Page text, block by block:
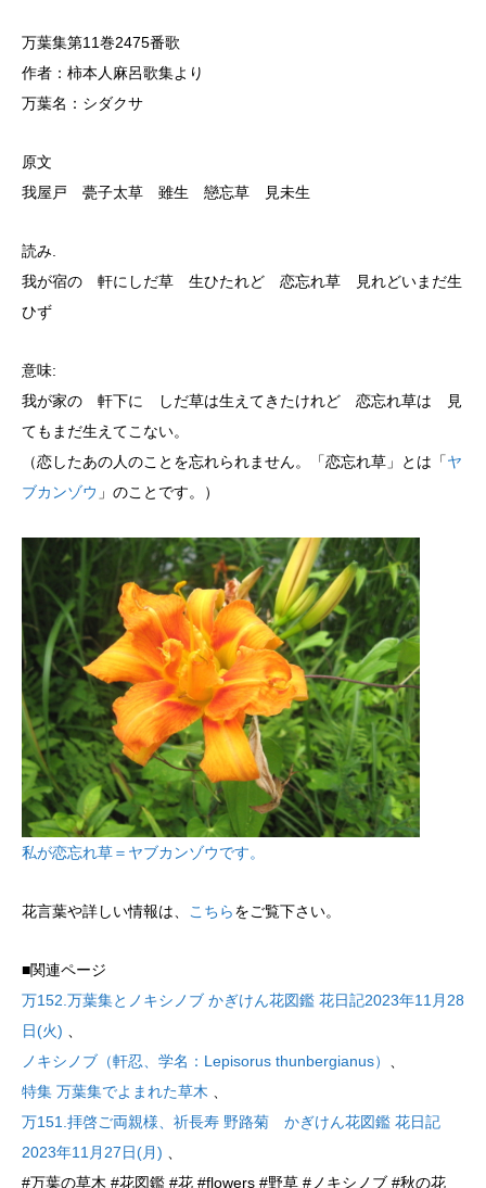
万葉集第11巻2475番歌
作者：柿本人麻呂歌集より
万葉名：シダクサ
原文
我屋戸 甍子太草 雖生 戀忘草 見未生
読み.
我が宿の 軒にしだ草 生ひたれど 恋忘れ草 見れどいまだ生
ひず
意味:
我が家の 軒下に しだ草は生えてきたけれど 恋忘れ草は 見
てもまだ生えてこない。
（恋したあの人のことを忘れられません。「恋忘れ草」とは「ヤ
ブカンゾウ 」のことです。）
私が恋忘れ草＝ヤブカンゾウです。
花言葉や詳しい情報は、 こちらをご覧下さい。
■関連ページ
万152.万葉集とノキシノブ かぎけん花図鑑 花日記2023年11月28
日(火)
ノキシノブ（軒忍、学名：Lepisorus thunbergianus）
特集 万葉集でよまれた草木
万151.拝啓ご両親様、祈長寿 野路菊 かぎけん花図鑑 花日記
2023年11月27日(月)
#万葉の草木 #花図鑑 #花 #flowers #野草 #ノキシノブ #秋の花